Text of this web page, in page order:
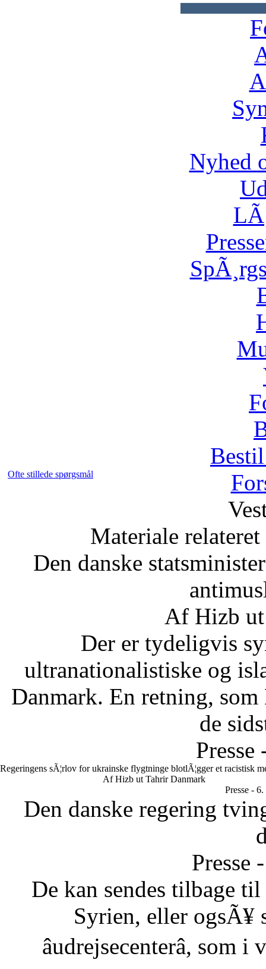
Nyhed
Ofte stillede spørgsmål
Materiale
Den danske
Af Hizb
Der er tydeligvis
ultranationalistiske og
Danmark. En retning,
de
Regeringens sÃ¦rlov for ukrainske flygtninge blotlÃ¦gger et racistisk
Af Hizb ut Tahrir Danmark
Presse -
Den danske regering
Presse
De kan sendes tilbage
Syrien, eller ogsÃ¥
âudrejsecenterâ,